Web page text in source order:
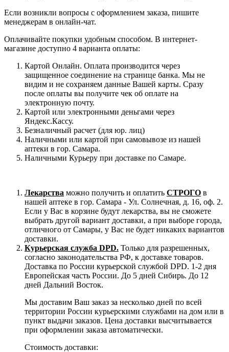
Если возникли вопросы с оформлением заказа, пишите
менеджерам в онлайн-чат.
Оплачивайте покупки удобным способом. В интернет-
магазине доступно 4 варианта оплаты:
Картой Онлайн. Оплата производится через
защищенное соединение на странице банка. Мы не
видим и не сохраняем данные Вашей карты. Сразу
после оплаты вы получите чек об оплате на
электронную почту.
Картой или электронными деньгами через
Яндекс.Кассу.
Безналичный расчет (для юр. лиц)
Наличными или картой при самовывозе из нашей
аптеки в гор. Самара.
Наличными Курьеру при доставке по Самаре.
Лекарства можно получить и оплатить СТРОГО в
нашей аптеке в гор. Самара - Ул. Солнечная, д. 16, оф. 2.
Если у Вас в корзине будут лекарства, вы не сможете
выбрать другой вариант доставки, а при выборе города,
отличного от Самары, у Вас не будет никаких вариантов
доставки.
Курьерская служба DPD. Только для разрешенных,
согласно законодательства РФ, к доставке товаров.
Доставка по России курьерской службой DPD. 1-2 дня
Европейская часть России. До 5 дней Сибирь. До 12
дней Дальний Восток.
Мы доставим Ваш заказ за несколько дней по всей
территории России курьерскими службами на дом или в
пункт выдачи заказов. Цена доставки высчитывается
при оформлении заказа автоматически.
Стоимость доставки: